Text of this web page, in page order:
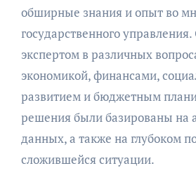
обширные знания и опыт во
государственного управления.
экспертом в различных
экономикой, финансами,
развитием и бюджетным
решения были базированы на
данных, а также на глубоком
сложившейся ситуации.